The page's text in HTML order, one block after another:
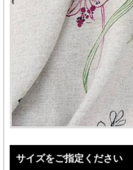
サイズをご指定ください